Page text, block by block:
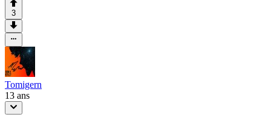
3
Tomigern
13 ans